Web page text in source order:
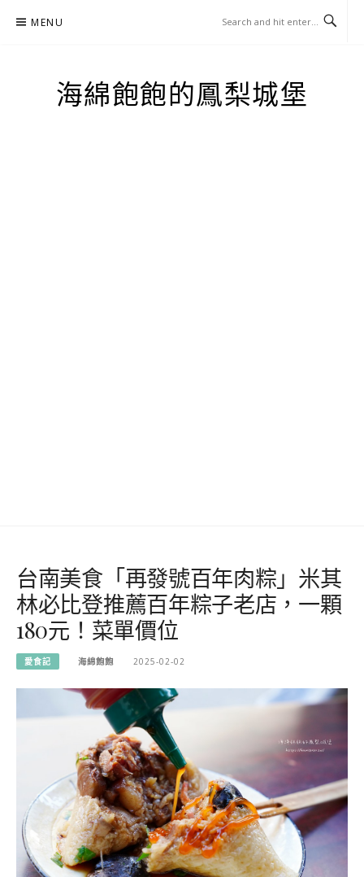
MENU
海綿飽飽的鳳梨城堡
台南美食「再發號百年肉粽」米其
林必比登推薦百年粽子老店，一顆
180元！菜單價位
愛食記 海綿飽飽 2025-02-02